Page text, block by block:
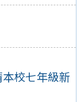
校七年級新